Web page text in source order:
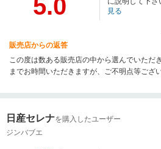
5.0
見る
販売店からの返答
この度は数ある販売店の中から選んでいただ
までお時間いただきますが、ご不明点等ござ
日産セレナを購入したユーザー
ジンバブエ